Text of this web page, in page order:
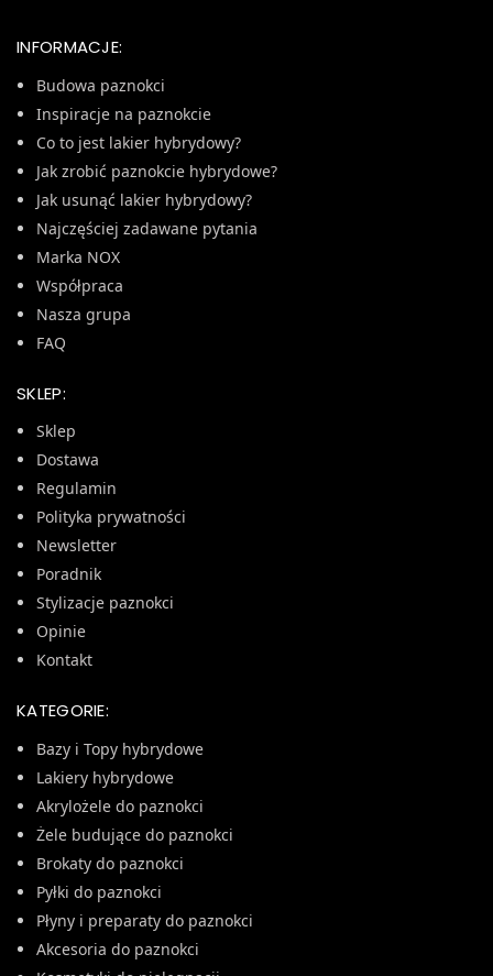
INFORMACJE:
Budowa paznokci
Inspiracje na paznokcie
Co to jest lakier hybrydowy?
Jak zrobić paznokcie hybrydowe?
Jak usunąć lakier hybrydowy?
Najczęściej zadawane pytania
Marka NOX
Współpraca
Nasza grupa
FAQ
SKLEP:
Sklep
Dostawa
Regulamin
Polityka prywatności
Newsletter
Poradnik
Stylizacje paznokci
Opinie
Kontakt
KATEGORIE:
Bazy i Topy hybrydowe
Lakiery hybrydowe
Akrylożele do paznokci
Żele budujące do paznokci
Brokaty do paznokci
Pyłki do paznokci
Płyny i preparaty do paznokci
Akcesoria do paznokci